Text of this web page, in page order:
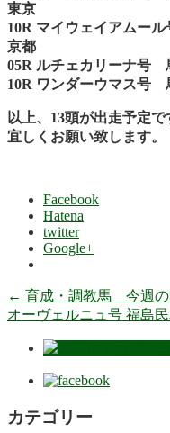
東京
10R マイウェイアムー
京都
05R ルチェカリーナ号
10R ワンダーウマス号
以上、13頭が出走予定で
宜しくお願い致します。
Facebook
Hatena
twitter
Google+
← 育成・調教馬 今週
オーヴェルニュ号 福島
カテゴリー